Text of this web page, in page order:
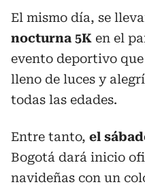
El mismo día, se
nocturna 5K en el
evento deportivo
lleno de luces y
todas las edades.
Entre tanto, el
Bogotá dará inicio
navideñas con un